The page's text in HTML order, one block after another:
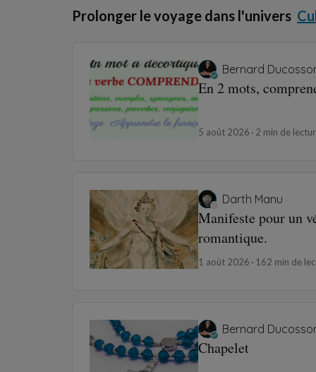
Prolonger le voyage dans l'univers
Bernard
En 2 mots,
5 août 2026 2 min de
Darth Manu
Manifeste pour un
romantique.
1 août 2026 162 min de
Bernard
Chapelet